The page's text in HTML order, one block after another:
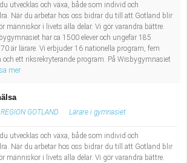
utvecklas och växa, både som individ och
När du arbetar hos oss bidrar du till att Gotland blir
människor i livets alla delar. Vi gör varandra bättre.
har ca 1500 elever och ungefär 185
är lärare. Vi erbjuder 16 nationella program, fem
ett riksrekryterande program. På Wisbygymnasiet
mer
REGION GOTLAND Lärare i gymnasiet
utvecklas och växa, både som individ och
När du arbetar hos oss bidrar du till att Gotland blir
människor i livets alla delar. Vi gör varandra bättre.